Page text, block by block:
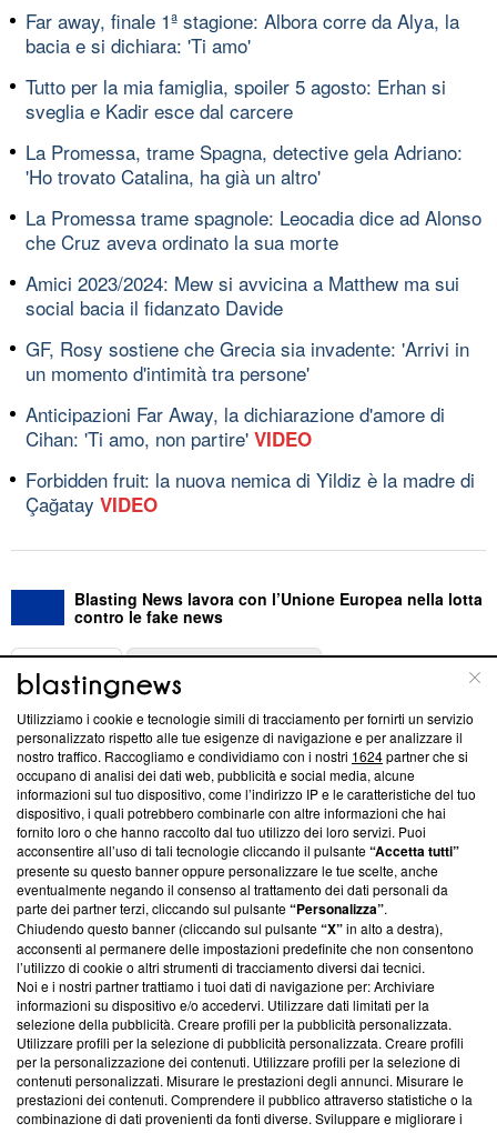
Far away, finale 1ª stagione: Albora corre da Alya, la
bacia e si dichiara: 'Ti amo'
Tutto per la mia famiglia, spoiler 5 agosto: Erhan si
sveglia e Kadir esce dal carcere
La Promessa, trame Spagna, detective gela Adriano:
'Ho trovato Catalina, ha già un altro'
La Promessa trame spagnole: Leocadia dice ad Alonso
che Cruz aveva ordinato la sua morte
Amici 2023/2024: Mew si avvicina a Matthew ma sui
social bacia il fidanzato Davide
GF, Rosy sostiene che Grecia sia invadente: 'Arrivi in
un momento d'intimità tra persone'
Anticipazioni Far Away, la dichiarazione d'amore di
Cihan: 'Ti amo, non partire' VIDEO
Forbidden fruit: la nuova nemica di Yildiz è la madre di
Çağatay VIDEO
Blasting News lavora con l’Unione Europea nella lotta
contro le fake news
ABOUT
Questa sezione offre informazioni trasparenti su Blasting
News, sui nostri processi editoriali e su come ci impegniamo a
creare news di qualità. Inoltre, afferma la nostra aderenza a
‘Trust Project - News with Integrity’Blasting News non è
ancora membro del programma, ma ha richiesto di farne
parte; Trust Project non ha ancora effettuato una verifica di
conformità agli standard.
Su di noi
Team editoriale
Corporate
Redazione
Informativa Privacy
Cookie Policy
Utilizziamo i cookie e tecnologie simili di tracciamento per fornirti un servizio
personalizzato rispetto alle tue esigenze di navigazione e per analizzare il
nostro traffico. Raccogliamo e condividiamo con i nostri 1624partner che si
occupano di analisi dei dati web, pubblicità e social media, alcune
informazioni sul tuo dispositivo, come l’indirizzo IP e le caratteristiche del tuo
dispositivo, i quali potrebbero combinarle con altre informazioni che hai
fornito loro o che hanno raccolto dal tuo utilizzo dei loro servizi. Puoi
acconsentire all’uso di tali tecnologie cliccando il pulsante“Accetta tutti”
presente su questo banner oppure personalizzare le tue scelte, anche
eventualmente negando il consenso al trattamento dei dati personali da
parte dei partner terzi, cliccando sul pulsante“Personalizza”.
Chiudendo questo banner (cliccando sul pulsante“X”in alto a destra),
acconsenti al permanere delle impostazioni predefinite che non consentono
l’utilizzo di cookie o altri strumenti di tracciamento diversi dai tecnici.
Noi e i nostri partner trattiamo i tuoi dati di navigazione per: Archiviare
informazioni su dispositivo e/o accedervi. Utilizzare dati limitati per la
selezione della pubblicità. Creare profili per la pubblicità personalizzata.
Utilizzare profili per la selezione di pubblicità personalizzata. Creare profili
per la personalizzazione dei contenuti. Utilizzare profili per la selezione di
contenuti personalizzati. Misurare le prestazioni degli annunci. Misurare le
prestazioni dei contenuti. Comprendere il pubblico attraverso statistiche o la
combinazione di dati provenienti da fonti diverse. Sviluppare e migliorare i